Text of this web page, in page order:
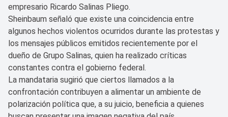
empresario Ricardo Salinas Pliego.
Sheinbaum señaló que existe una coincidencia entre
algunos hechos violentos ocurridos durante las protestas y
los mensajes públicos emitidos recientemente por el
dueño de Grupo Salinas, quien ha realizado críticas
constantes contra el gobierno federal.
La mandataria sugirió que ciertos llamados a la
confrontación contribuyen a alimentar un ambiente de
polarización política que, a su juicio, beneficia a quienes